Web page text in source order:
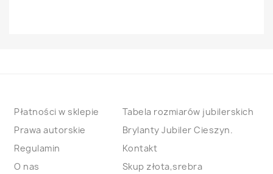
Płatności w sklepie
Prawa autorskie
Regulamin
O nas
Tabela rozmiarów jubilerskich
Brylanty Jubiler Cieszyn.
Kontakt
Skup złota,srebra